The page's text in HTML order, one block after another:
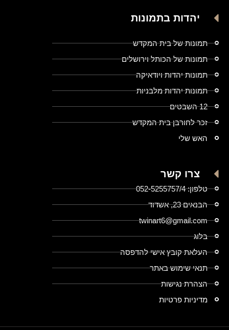
יהדות בתמונות
תמונות של בית המקדש
תמונות של הכותל וירושלים
תמונות יהדות ויודאיקה
תמונות יהדות מלבניות
12 השבטים
זכר לחורבן בית המקדש
האש שלי
צרו קשר
טלפון: 052-5255757/4
הבנאים 23, אשדוד
twinart6@gmail.com
בלוג
העלאת קובץ אישי להדפסה
תנאי שימוש באתר
הצהרת נגישות
מדיניות פרטיות